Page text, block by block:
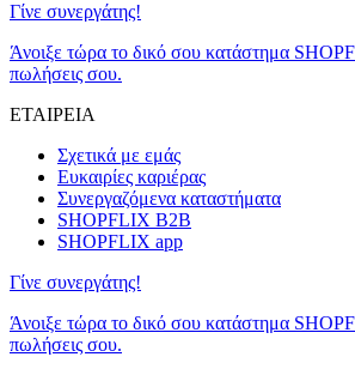
Γίνε συνεργάτης!
Άνοιξε τώρα το δικό σου κατάστημα
πωλήσεις σου.
ΕΤΑΙΡΕΙΑ
Σχετικά με εμάς
Ευκαιρίες καριέρας
Συνεργαζόμενα καταστήματα
SHOPFLIX B2B
SHOPFLIX app
Γίνε συνεργάτης!
Άνοιξε τώρα το δικό σου κατάστημα
πωλήσεις σου.